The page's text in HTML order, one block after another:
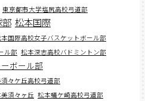
東京都市大学塩尻高校弓道部
部 松本国際
国際高校女子バスケットボール部
ル部 松本深志高校バドミントン部
ボール部
々ケ丘高校弓道部
須々ヶ丘 松本蟻ケ崎高校弓道部